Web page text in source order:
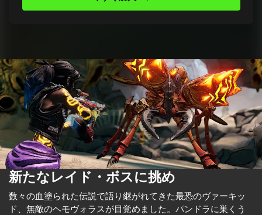
新たなレイド・ボスに挑め
数々の血塗られた伝説で語り継がれてきた最恐のヴァーキッ
ド、無敵のヘモヴォラスが目覚めました。パンドラに巣くう